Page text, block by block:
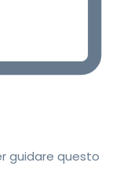
guidare questo